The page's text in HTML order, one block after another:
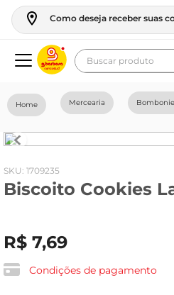
Como deseja receber suas
Buscar produto
Mercearia
: 1709235
Biscoito Cookies
R$ 7,69
Condições de pagamento
geladeira
fogao
café
frango
vinho